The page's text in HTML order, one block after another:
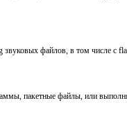
файлов, в том числе с
пакетные файлы, или